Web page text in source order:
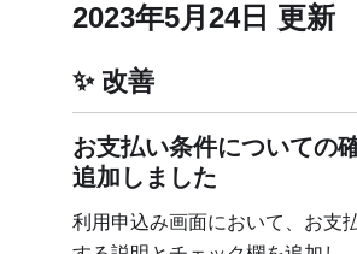
2023年5月24日 更新
改善
お支払い条件についての
追加しました
利用申込み画面において、お支